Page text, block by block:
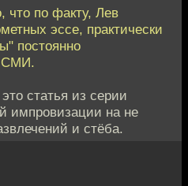
что по факту, Лев
эссе, практически
постоянно
СМИ.
статья из серии
импровизации на не
и стёба.